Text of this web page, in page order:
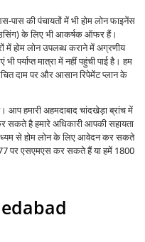
की पंचायतों में भी होम लोन फाइनेंस
के लिए भी आकर्षक ऑफर हैं।
में होम लोन उपलब्ध कराने में अग्रणीय
पर्याप्त मात्रा में नहीं पहुंची पाई है। हम
दाम पर और आसान रिपेमेंट प्लान के
हमारी अहमदाबाद चांदखेड़ा ब्रांच में
सकते है हमारे अधिकारी आपकी सहायता
से होम लोन के लिए आवेदन कर सकते
पर एसएमएस कर सकते हैं या हमें 1800